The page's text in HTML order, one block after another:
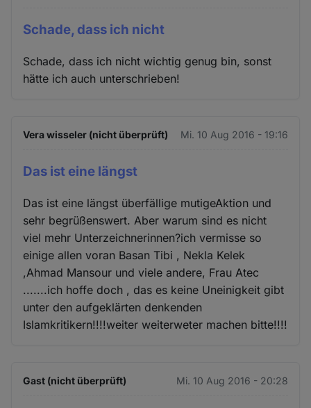
Schade, dass ich nicht
Schade, dass ich nicht wichtig genug bin, sonst
hätte ich auch unterschrieben!
Vera wisseler (nicht überprüft) Mi. 10 Aug 2016 - 19:16
Das ist eine längst
Das ist eine längst überfällige mutigeAktion und
sehr begrüßenswert. Aber warum sind es nicht
viel mehr Unterzeichnerinnen?ich vermisse so
einige allen voran Basan Tibi , Nekla Kelek
,Ahmad Mansour und viele andere, Frau Atec
.......ich hoffe doch , das es keine Uneinigkeit gibt
unter den aufgeklärten denkenden
Islamkritikern!!!!weiter weiterweter machen bitte!!!!
Gast (nicht überprüft) Mi. 10 Aug 2016 - 20:28